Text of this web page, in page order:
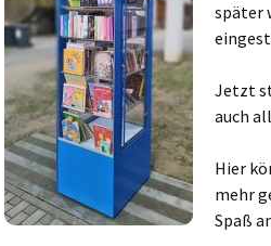
Terminplan
Unsere Kirchen
Vermietungen
Vorschau
später
Jetzt
auch
Hier
mehr
Spaß